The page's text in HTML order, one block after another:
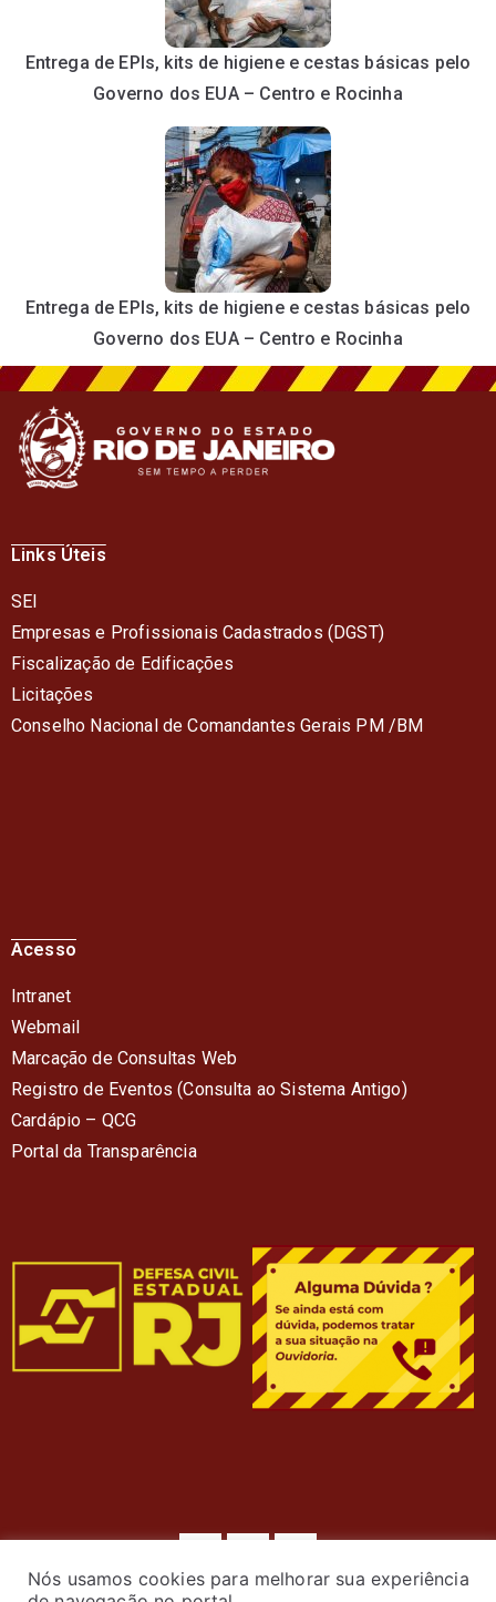
Entrega de EPIs, kits de higiene e cestas básicas pelo
Governo dos EUA – Centro e Rocinha
Entrega de EPIs, kits de higiene e cestas básicas pelo
Governo dos EUA – Centro e Rocinha
Links Úteis
SEI
Empresas e Profissionais Cadastrados (DGST)
Fiscalização de Edificações
Licitações
Conselho Nacional de Comandantes Gerais PM /BM
Acesso
Intranet
Webmail
Marcação de Consultas Web
Registro de Eventos (Consulta ao Sistema Antigo)
Cardápio – QCG
Portal da Transparência
Nós usamos cookies para melhorar sua experiência